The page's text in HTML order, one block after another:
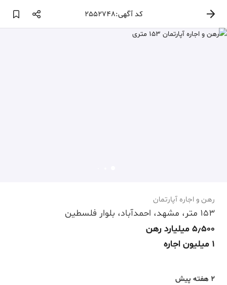
کد آگهی:2552748
رهن و اجاره آپارتمان
153 متر، مشهد، احمدآباد، بلوار فلسطین
5٫500 میلیارد رهن
1 میلیون اجاره
2 هفته پیش